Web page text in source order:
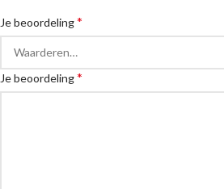
Je beoordeling*
Je beoordeling*